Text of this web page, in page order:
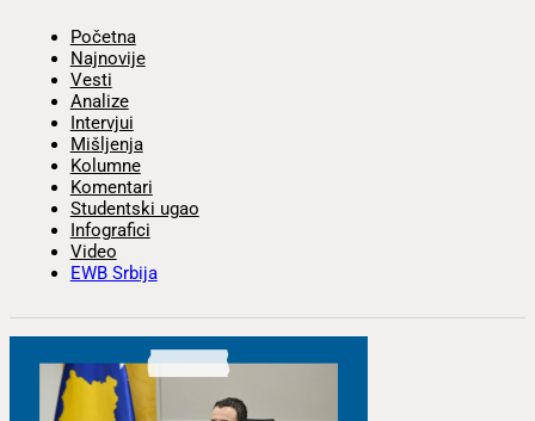
Početna
Najnovije
Vesti
Analize
Intervjui
Mišljenja
Kolumne
Komentari
Studentski ugao
Infografici
Video
EWB Srbija